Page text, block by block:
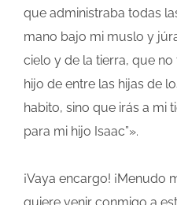
que administraba todas
mano bajo mi muslo y
cielo y de la tierra, que
hijo de entre las hijas de
habito, sino que irás a mi
para mi hijo Isaac”».
¡Vaya encargo! ¡Menudo